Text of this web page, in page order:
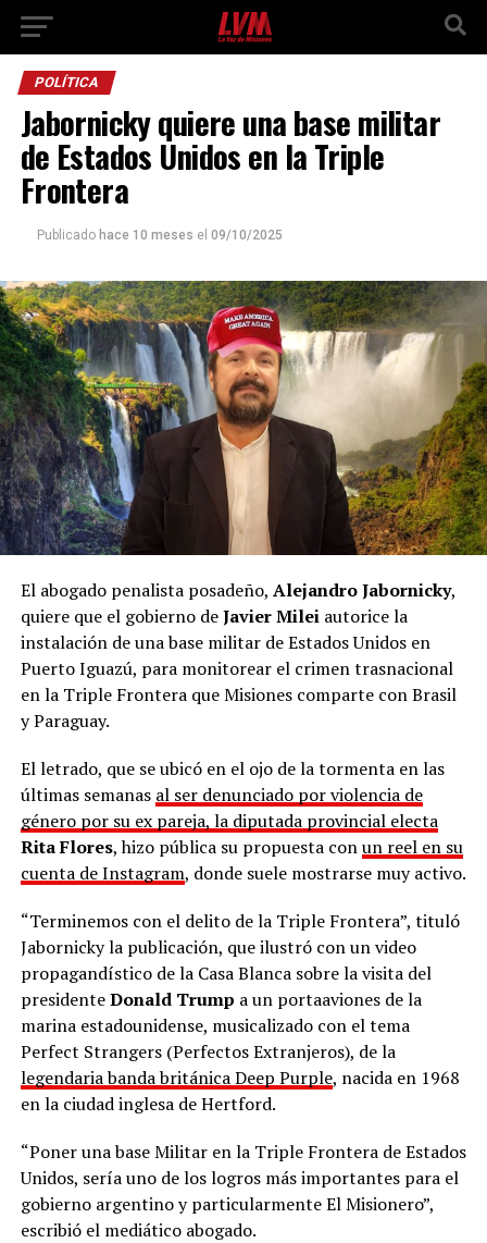
POLÍTICA
Jabornicky quiere una base militar
de Estados Unidos en la Triple
Frontera
Publicado hace 10 meses el 09/10/2025
El abogado penalista posadeño, Alejandro Jabornicky,
quiere que el gobierno deJavier Mileiautorice la
instalación de una base militar de Estados Unidos en
Puerto Iguazú, para monitorear el crimen trasnacional
en la Triple Frontera que Misiones comparte con Brasil
y Paraguay.
El letrado, que se ubicó en el ojo de la tormenta en las
últimas semanas al ser denunciado por violencia de
género por su ex pareja, la diputada provincial electa
Rita Flores, hizo pública su propuesta conun reel en su
cuenta de Instagram, donde suele mostrarse muy activo.
“Terminemos con el delito de la Triple Frontera”, tituló
Jabornicky la publicación, que ilustró con un video
propagandístico de la Casa Blanca sobre la visita del
presidenteDonald Trump a un portaaviones de la
marina estadounidense, musicalizado con el tema
Perfect Strangers (Perfectos Extranjeros), de la
legendaria banda británica Deep Purple, nacida en 1968
en la ciudad inglesa de Hertford.
“Poner una base Militar en la Triple Frontera de Estados
Unidos, sería uno de los logros más importantes para el
gobierno argentino y particularmente El Misionero”,
escribió el mediático abogado.